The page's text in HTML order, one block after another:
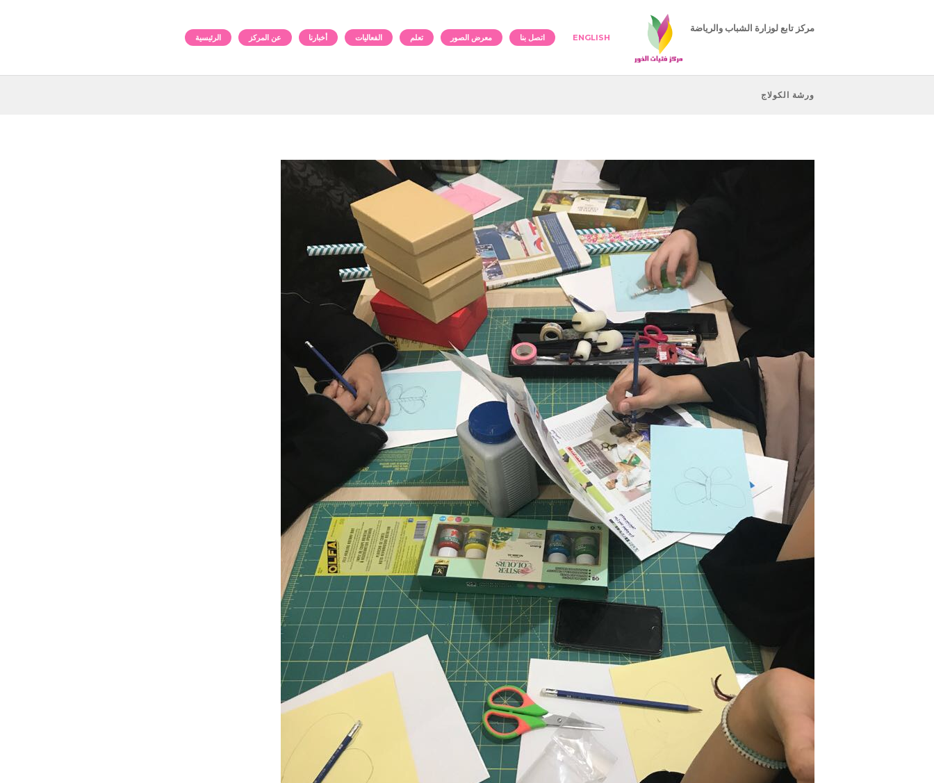
مركز تابع لوزارة الشباب والرياضة
الرئيسية عن المركز أخبارنا الفعاليات تعلم معرض الصور اتصل بنا ENGLISH
ورشة الكولاج